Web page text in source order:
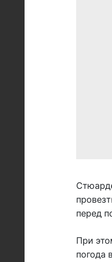
перед
При
погода